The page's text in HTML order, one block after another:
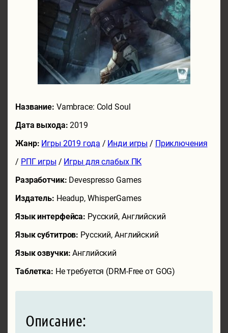
Название: Vambrace: Cold Soul
Дата выхода:2019
Жанр: Игры 2019 года / Инди игры / Приключения
/ РПГ игры / Игры для слабых ПК
Разработчик: Devespresso Games
Издатель: Headup, WhisperGames
Язык интерфейса: Русский, Английский
Язык субтитров: Русский, Английский
Язык озвучки:Английский
Таблетка: Не требуется (DRM-Free от GOG)
Описание: